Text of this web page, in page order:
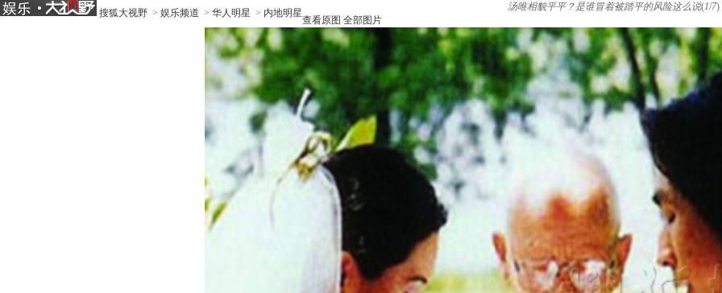
搜狐大视野 > 娱乐频道 > 华人明星 > 内地明星
汤唯相貌平平？是谁冒着被踏平的风险这么说(1/7)
查看原图 全部图片